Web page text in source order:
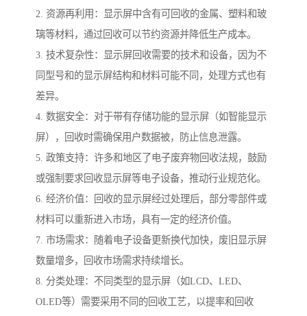
2. 资源再利用：显示屏中含有可回收的金属、塑料和玻
璃等材料，通过回收可以节约资源并降低生产成本。
3. 技术复杂性：显示屏回收需要的技术和设备，因为不
同型号和的显示屏结构和材料可能不同，处理方式也有
差异。
4. 数据安全：对于带有存储功能的显示屏（如智能显示
屏），回收时需确保用户数据被，防止信息泄露。
5. 政策支持：许多和地区了电子废弃物回收法规，鼓励
或强制要求回收显示屏等电子设备，推动行业规范化。
6. 经济价值：回收的显示屏经过处理后，部分零部件或
材料可以重新进入市场，具有一定的经济价值。
7. 市场需求：随着电子设备更新换代加快，废旧显示屏
数量增多，回收市场需求持续增长。
8. 分类处理：不同类型的显示屏（如LCD、LED、
OLED等）需要采用不同的回收工艺，以提率和回收